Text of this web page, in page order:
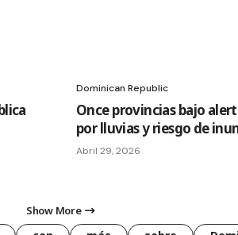
Dominican Republic
Once provincias bajo
por lluvias y riesgo de
Abril 29, 2026
Show More